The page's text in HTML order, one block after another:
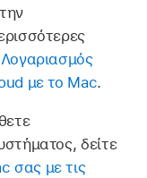
Λογαριασμός
με το Mac.
δείτε
σας με τις